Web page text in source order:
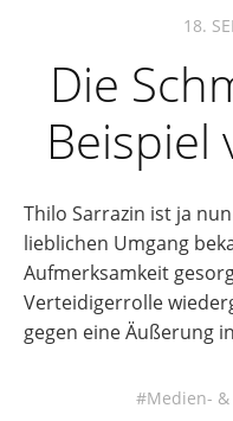
18.
Die
Beispiel
Thilo Sarrazin ist ja
lieblichen Umgang
Aufmerksamkeit
Verteidigerrolle
gegen eine Äußerung
Medien-